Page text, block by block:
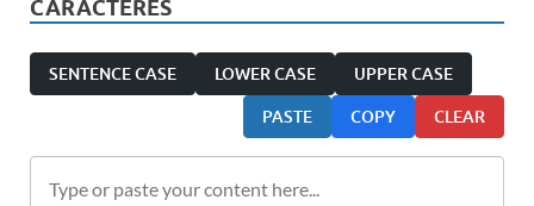
CARACTÈRES
SENTENCE CASE LOWER CASE UPPER CASE
PASTE COPY CLEAR